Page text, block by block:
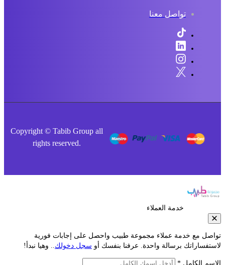
تواصل معنا
Copyright © Tabib Group all
rights reserved.
خدمة العملاء
مع خدمة عملاء مجموعة طبيب واحصل على إجابات فورية
برسالة واحدة. عرفنا بنفسك أوسجل دخولك.. وهيا نبدأ!
الكامل *